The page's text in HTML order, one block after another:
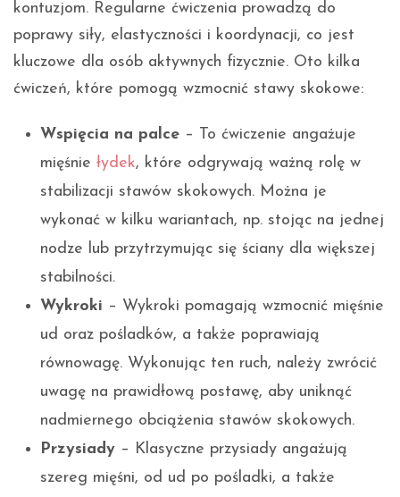
kontuzjom. Regularne ćwiczenia prowadzą do
poprawy siły, elastyczności i koordynacji, co jest
kluczowe dla osób aktywnych fizycznie. Oto kilka
ćwiczeń, które pomogą wzmocnić stawy skokowe:
Wspięcia na palce – To ćwiczenie angażuje
mięśnie łydek, które odgrywają ważną rolę w
stabilizacji stawów skokowych. Można je
wykonać w kilku wariantach, np. stojąc na jednej
nodze lub przytrzymując się ściany dla większej
stabilności.
Wykroki – Wykroki pomagają wzmocnić mięśnie
ud oraz pośladków, a także poprawiają
równowagę. Wykonując ten ruch, należy zwrócić
uwagę na prawidłową postawę, aby uniknąć
nadmiernego obciążenia stawów skokowych.
Przysiady – Klasyczne przysiady angażują
szereg mięśni, od ud po pośladki, a także